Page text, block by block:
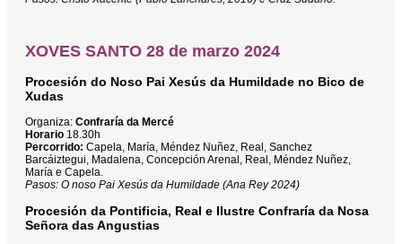
XOVES SANTO 28 de marzo 2024
Procesión do Noso Pai Xesús da Humildade no Bico de
Xudas
Organiza: Confraría da Mercé
Horario 18.30h
Percorrido: Capela, María, Méndez Nuñez, Real, Sanchez
Barcáiztegui, Madalena, Concepción Arenal, Real, Méndez Nuñez,
María e Capela.
Pasos: O noso Pai Xesús da Humildade (Ana Rey 2024)
Procesión da Pontificia, Real e Ilustre Confraría da Nosa
Señora das Angustias